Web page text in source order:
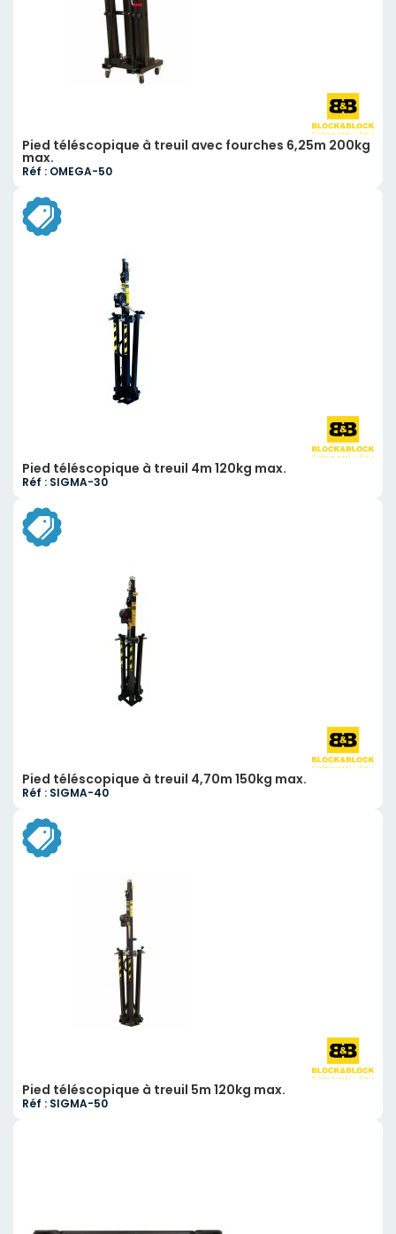
Pied téléscopique à treuil avec fourches 6,25m 200kg
max.
Réf : OMEGA-50
Pied téléscopique à treuil 4m 120kg max.
Réf : SIGMA-30
Pied téléscopique à treuil 4,70m 150kg max.
Réf : SIGMA-40
Pied téléscopique à treuil 5m 120kg max.
Réf : SIGMA-50